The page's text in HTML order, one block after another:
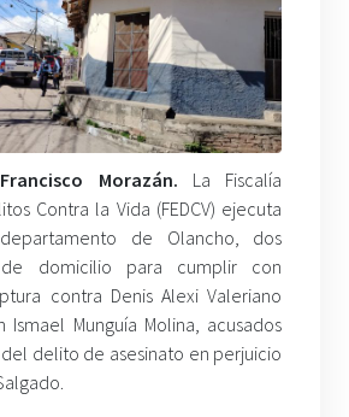
Morazán. La Fiscalía
Contra la Vida (FEDCV) ejecuta
de Olancho, dos
de domicilio para cumplir con
contra Denis Alexi Valeriano
Ismael Munguía Molina, acusados
delito de asesinato en perjuicio